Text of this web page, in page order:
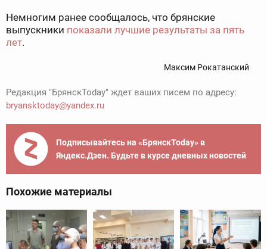
Немногим ранее сообщалось, что брянские
выпускники показали лучшие результаты за пять
лет.
Максим Рокатанский
Редакция "БрянскToday" ждет ваших писем по адресу:
bryansktoday@yandex.ru
Подписывайтесь на «БрянскToday» в
Яндекс.Дзен. Будьте в курсе дневных новостей
Похожие материалы